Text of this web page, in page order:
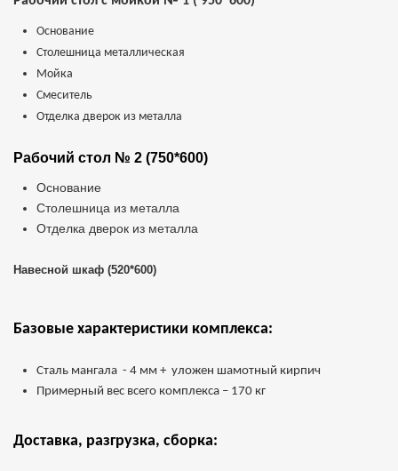
Основание
Столешница металлическая
Мойка
Смеситель
Отделка дверок из металла
Рабочий стол № 2 (750*600)
Основание
Столешница из металла
Отделка дверок из металла
Навесной шкаф (520*600)
Базовые характеристики комплекса:
Сталь мангала - 4 мм + уложен шамотный кирпич
Примерный вес всего комплекса – 170 кг
Доставка, разгрузка, сборка: